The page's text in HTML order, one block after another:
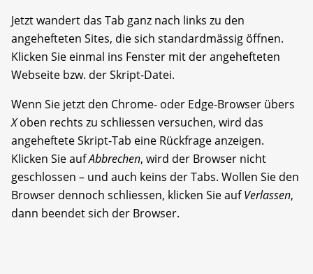
Jetzt wandert das Tab ganz nach links zu den
angehefteten Sites, die sich standardmässig öffnen.
Klicken Sie einmal ins Fenster mit der angehefteten
Webseite bzw. der Skript-Datei.
Wenn Sie jetzt den Chrome- oder Edge-Browser übers
Xoben rechts zu schliessen versuchen, wird das
angeheftete Skript-Tab eine Rückfrage anzeigen.
Klicken Sie aufAbbrechen, wird der Browser nicht
geschlossen – und auch keins der Tabs. Wollen Sie den
Browser dennoch schliessen, klicken Sie aufVerlassen,
dann beendet sich der Browser.